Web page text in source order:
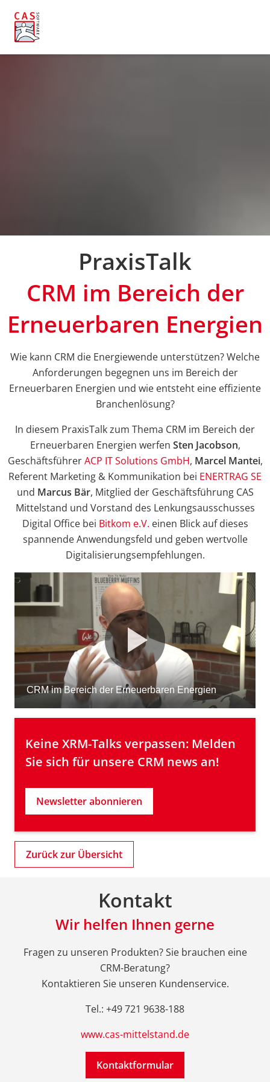
PraxisTalk
CRM im Bereich der
Erneuerbaren Energien
Wie kann CRM die Energiewende unterstützen? Welche
Anforderungen begegnen uns im Bereich der
Erneuerbaren Energien und wie entsteht eine effiziente
Branchenlösung?
In diesem PraxisTalk zum Thema CRM im Bereich der
Erneuerbaren Energien werfen Sten Jacobson,
GeschäftsführerACP IT Solutions GmbH, Marcel Mantei,
Referent Marketing & Kommunikation bei ENERTRAG SE
und Marcus Bär, Mitglied der Geschäftsführung CAS
Mittelstand und Vorstand des Lenkungsausschusses
Digital Office bei Bitkom e.V. einen Blick auf dieses
spannende Anwendungsfeld und geben wertvolle
Digitalisierungsempfehlungen.
Keine XRM-Talks verpassen: Melden
Sie sich für unsere CRM news an!
Newsletter abonnieren
Zurück zur Übersicht
Kontakt
Wir helfen Ihnen gerne
Fragen zu unseren Produkten? Sie brauchen eine
CRM-Beratung?
Kontaktieren Sie unseren Kundenservice.
Tel.: +49 721 9638-188
www.cas-mittelstand.de
Kontaktformular